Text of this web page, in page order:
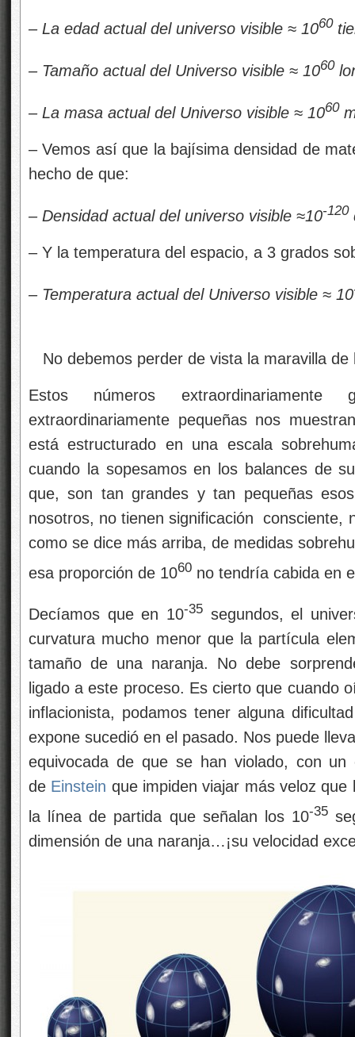
– La edad actual del universo visible ≈ 1060
– Tamaño actual del Universo visible ≈ 1060
– La masa actual del Universo visible ≈ 1060
– Vemos así que la bajísima densidad de
hecho de que:
– Densidad actual del universo visible ≈10-120
– Y la temperatura del espacio, a 3 grados
– Temperatura actual del Universo visible ≈ 10
No debemos perder de vista la maravilla de
Estos números
extraordinariamente pequeñas nos
está estructurado en una escala
cuando la sopesamos en los balances de
que, son tan grandes y tan pequeñas
nosotros, no tienen significación consciente,
como se dice más arriba, de medidas
esa proporción de 1060 no tendría cabida en
Decíamos que en 10-35 segundos, el
curvatura mucho menor que la partícula
tamaño de una naranja. No debe
ligado a este proceso. Es cierto que cuando
inflacionista, podamos tener alguna
expone sucedió en el pasado. Nos puede
equivocada de que se han violado, con
de Einstein que impiden viajar más veloz
la línea de partida que señalan los 10-35
dimensión de una naranja…¡su velocidad